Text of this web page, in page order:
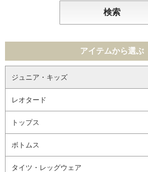
アイテムから選ぶ
ジュニア・キッズ
レオタード
トップス
ボトムス
タイツ・レッグウェア